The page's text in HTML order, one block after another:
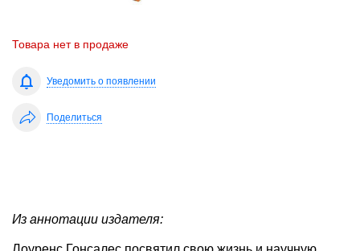
Товара нет в продаже
Уведомить о появлении
Поделиться
Из аннотации издателя: